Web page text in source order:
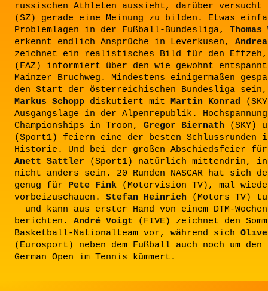
russischen Athleten aussieht, darüber
(SZ) gerade eine Meinung zu bilden. Etwas
Problemlagen in der Fußball-Bundesliga, Thomas
erkennt endlich Ansprüche in Leverkusen,
zeichnet ein realistisches Bild für den
(FAZ) informiert über den wie gewohnt
Mainzer Bruchweg. Mindestens einigermaßen
den Start der österreichischen Bundesliga sein,
Markus Schopp diskutiert mit Martin Konrad
Ausgangslage in der Alpenrepublik.
Championships in Troon, Gregor Biernath (SKY)
(Sport1) feiern eine der besten Schlussrunden
Historie. Und bei der großen Abschiedsfeier
Anett Sattler (Sport1) natürlich mittendrin,
nicht anders sein. 20 Runden NASCAR hat sich
genug für Pete Fink (Motorvision TV), mal
vorbeizuschauen. Stefan Heinrich (Motors TV)
– und kann aus erster Hand von einem DTM-
berichten. André Voigt (FIVE) zeichnet den
Basketball-Nationalteam vor, während sich
(Eurosport) neben dem Fußball auch noch um den
German Open im Tennis kümmert.